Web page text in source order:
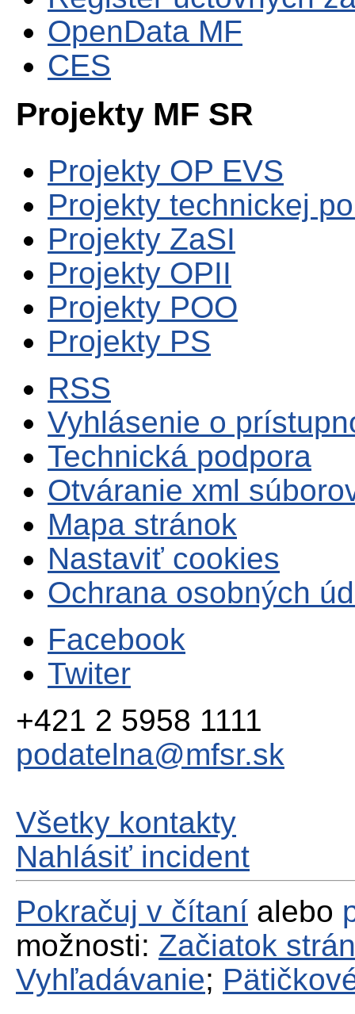
OpenData MF
CES
Projekty MF SR
Projekty OP EVS
Projekty technickej
Projekty ZaSI
Projekty OPII
Projekty POO
Projekty PS
RSS
Vyhlásenie o
Technická podpora
Otváranie xml
Mapa stránok
Nastaviť cookies
Ochrana osobných
Facebook
Twiter
+421 2 5958 1111
podatelna@mfsr.sk
Všetky kontakty
Nahlásiť incident
Pokračuj v čítaní alebo
možnosti: Začiatok
Vyhľadávanie;